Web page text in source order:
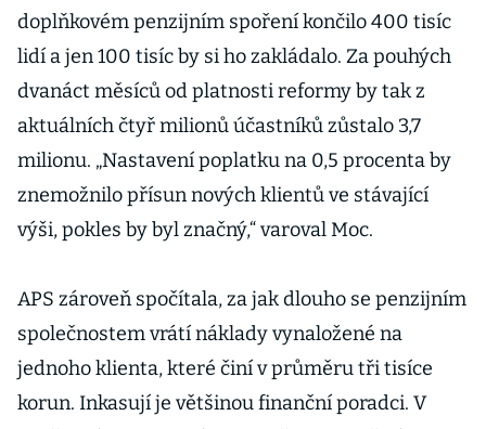
doplňkovém penzijním spoření končilo 400 tisíc
lidí a jen 100 tisíc by si ho zakládalo. Za pouhých
dvanáct měsíců od platnosti reformy by tak z
aktuálních čtyř milionů účastníků zůstalo 3,7
milionu. „Nastavení poplatku na 0,5 procenta by
znemožnilo přísun nových klientů ve stávající
výši, pokles by byl značný,“ varoval Moc.
APS zároveň spočítala, za jak dlouho se penzijním
společnostem vrátí náklady vynaložené na
jednoho klienta, které činí v průměru tři tisíce
korun. Inkasují je většinou finanční poradci. V